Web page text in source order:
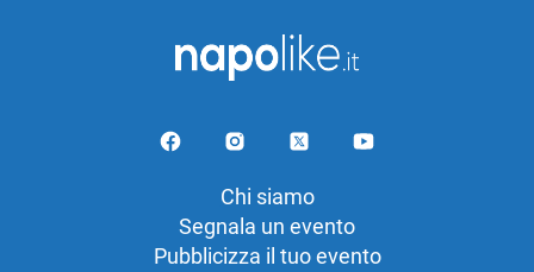
Chi siamo
Segnala un evento
Pubblicizza il tuo evento